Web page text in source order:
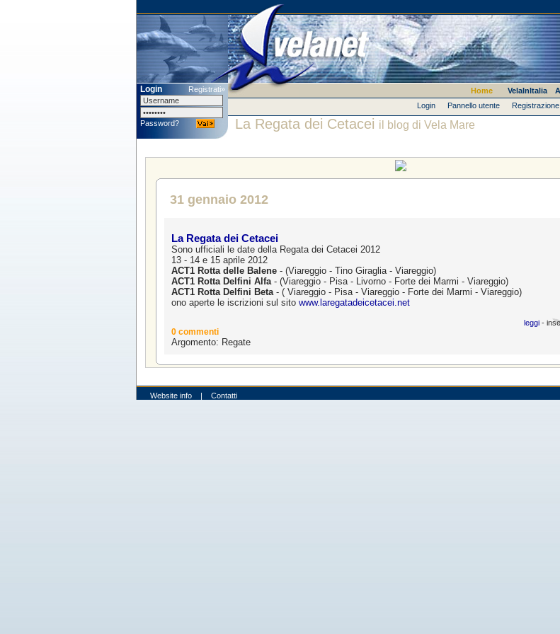
Login Registrati»
Password?
Home VelaInItalia
Login
Pannello utente Registrazione
La Regata dei Cetacei il blog di Vela Mare
31 gennaio 2012
La Regata dei Cetacei
Sono ufficiali le date della Regata dei Cetacei 2012
13 - 14 e 15 aprile 2012
ACT1 Rotta delle Balene - (Viareggio - Tino Giraglia - Viareggio)
ACT1 Rotta Delfini Alfa- (Viareggio - Pisa - Livorno - Forte dei Marmi - Viareggio)
ACT1 Rotta Delfini Beta- ( Viareggio - Pisa - Viareggio - Forte dei Marmi - Viareggio)
ono aperte le iscrizioni sul sito www.laregatadeicetacei.net
leggi-
0 commenti
Argomento: Regate
Website info | Contatti